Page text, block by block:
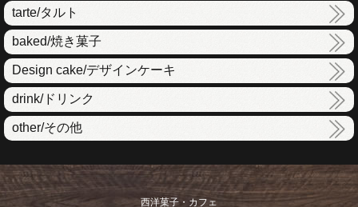
tarte/タルト
baked/焼き菓子
Design cake/デザインケーキ
drink/ドリンク
other/その他
西洋菓子・カフェ